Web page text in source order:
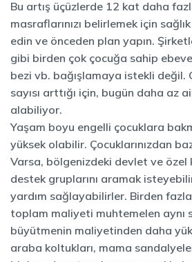
Bu artış üçüzlerde 12 kat daha
masraflarınızı belirlemek için
edin ve önceden plan yapın.
gibi birden çok çocuğa sahip
bezi vb. bağışlamaya istekli değil.
sayısı arttığı için, bugün daha az
alabiliyor.
Yaşam boyu engelli çocuklara
yüksek olabilir. Çocuklarınızdan
Varsa, bölgenizdeki devlet ve özel
destek gruplarını aramak
yardım sağlayabilirler. Birden
toplam maliyeti muhtemelen aynı
büyütmenin maliyetinden daha
araba koltukları, mama